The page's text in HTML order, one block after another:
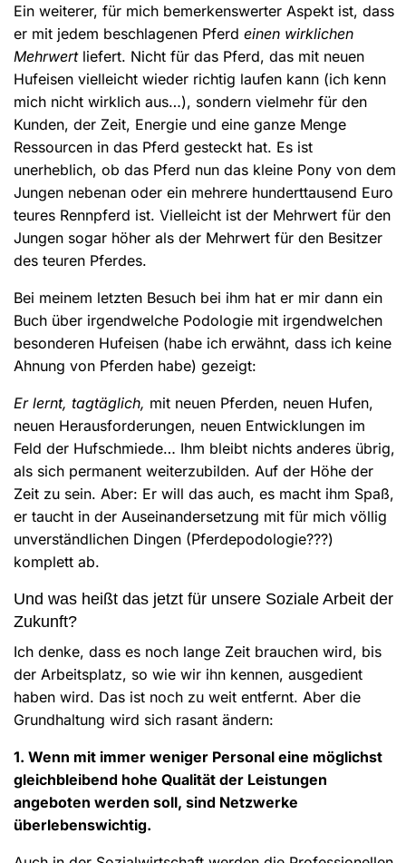
Ein weiterer, für mich bemerkenswerter Aspekt ist, dass
er mit jedem beschlagenen Pferd einen wirklichen
Mehrwertliefert. Nicht für das Pferd, das mit neuen
Hufeisen vielleicht wieder richtig laufen kann (ich kenn
mich nicht wirklich aus…), sondern vielmehr für den
Kunden, der Zeit, Energie und eine ganze Menge
Ressourcen in das Pferd gesteckt hat. Es ist
unerheblich, ob das Pferd nun das kleine Pony von dem
Jungen nebenan oder ein mehrere hunderttausend Euro
teures Rennpferd ist. Vielleicht ist der Mehrwert für den
Jungen sogar höher als der Mehrwert für den Besitzer
des teuren Pferdes.
Bei meinem letzten Besuch bei ihm hat er mir dann ein
Buch über irgendwelche Podologie mit irgendwelchen
besonderen Hufeisen (habe ich erwähnt, dass ich keine
Ahnung von Pferden habe) gezeigt:
Er lernt, tagtäglich, mit neuen Pferden, neuen Hufen,
neuen Herausforderungen, neuen Entwicklungen im
Feld der Hufschmiede… Ihm bleibt nichts anderes übrig,
als sich permanent weiterzubilden. Auf der Höhe der
Zeit zu sein. Aber: Er will das auch, es macht ihm Spaß,
er taucht in der Auseinandersetzung mit für mich völlig
unverständlichen Dingen (Pferdepodologie???)
komplett ab.
Und was heißt das jetzt für unsere Soziale Arbeit der
Zukunft?
Ich denke, dass es noch lange Zeit brauchen wird, bis
der Arbeitsplatz, so wie wir ihn kennen, ausgedient
haben wird. Das ist noch zu weit entfernt. Aber die
Grundhaltung wird sich rasant ändern:
1. Wenn mit immer weniger Personal eine möglichst
gleichbleibend hohe Qualität der Leistungen
angeboten werden soll, sind Netzwerke
überlebenswichtig.